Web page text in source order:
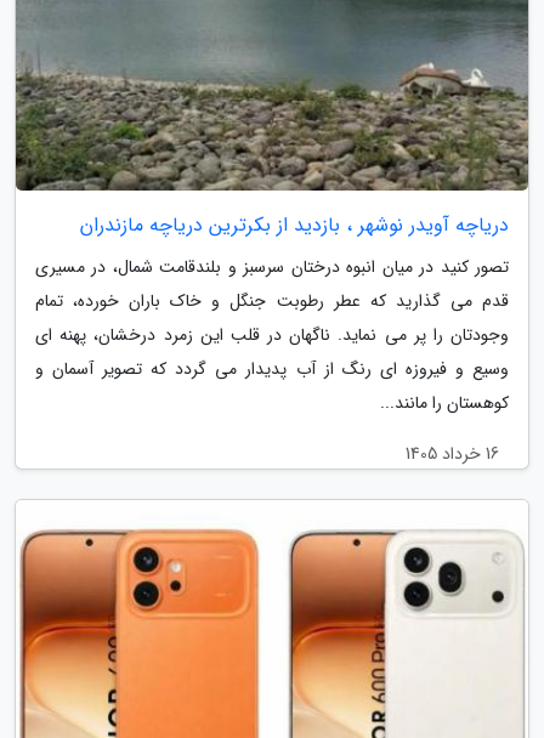
دریاچه آویدر نوشهر ، بازدید از بکرترین دریاچه مازندران
تصور کنید در میان انبوه درختان سرسبز و بلندقامت شمال، در مسیری
قدم می گذارید که عطر رطوبت جنگل و خاک باران خورده، تمام
وجودتان را پر می نماید. ناگهان در قلب این زمرد درخشان، پهنه ای
وسیع و فیروزه ای رنگ از آب پدیدار می گردد که تصویر آسمان و
کوهستان را مانند...
16 خرداد 1405